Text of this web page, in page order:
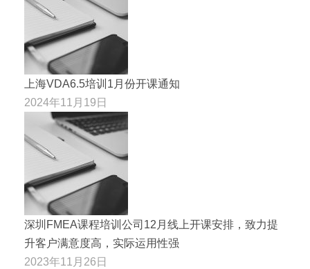
上海VDA6.5培训1月份开课通知
2024年11月19日
深圳FMEA课程培训公司12月线上开课安排，致力提
升客户满意度高，实际运用性强
2023年11月26日